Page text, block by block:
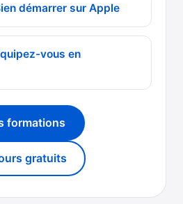
démarrer sur Apple
vous en
formations
gratuits